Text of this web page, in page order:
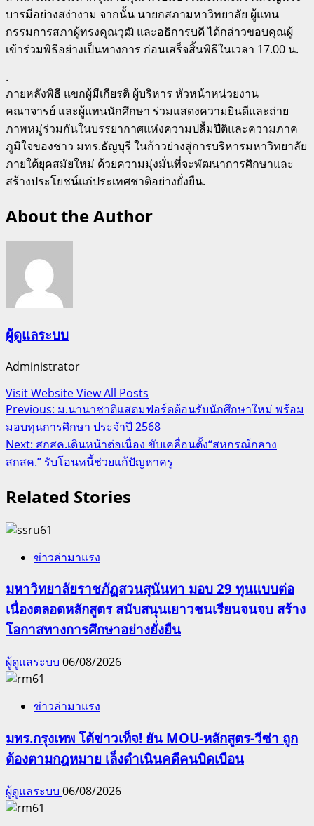
บารมีอย่างสง่างาม จากนั้น นายกสภามหาวิทยาลัย ผู้แทน
กรรมการสภาผู้ทรงคุณวุฒิ และอธิการบดี ได้กล่าวขอบคุณผู้
เข้าร่วมพิธีอย่างเป็นทางการ ก่อนเสร็จสิ้นพิธีในเวลา 17.00 น.
.
ภายหลังพิธี แขกผู้มีเกียรติ ผู้บริหาร หัวหน้าหน่วยงาน
คณาจารย์ และผู้แทนนักศึกษา ร่วมแสดงความยินดีและถ่าย
ภาพหมู่ร่วมกันในบรรยากาศแห่งความปลื้มปีติและความภาค
ภูมิใจของชาว มทร.ธัญบุรี ในก้าวย่างสู่การบริหารมหาวิทยาลัย
ภายใต้ยุคสมัยใหม่ ด้วยความมุ่งมั่นที่จะพัฒนาการศึกษาและ
สร้างประโยชน์แก่ประเทศชาติอย่างยั่งยืน.
About the Author
ผู้ดูแลระบบ
Administrator
Visit WebsiteView All Posts
Post
navigation
Previous: ม.นานาชาติแสตมฟอร์ดต้อนรับนักศึกษาใหม่ พร้อม
มอบทุนการศึกษา ประจำปี 2568
Next: สกสค.เดินหน้าต่อเนื่อง ขับเคลื่อนตั้ง“สหกรณ์กลาง
สกสค.” รับโอนหนี้ช่วยแก้ปัญหาครู
Related Stories
ข่าวล่ามาแรง
มหาวิทยาลัยราชภัฏสวนสุนันทา มอบ 29 ทุนแบบต่อ
เนื่องตลอดหลักสูตร สนับสนุนเยาวชนเรียนจนจบ สร้าง
โอกาสทางการศึกษาอย่างยั่งยืน
ผู้ดูแลระบบ 06/08/2026
ข่าวล่ามาแรง
มทร.กรุงเทพ โต้ข่าวเท็จ! ยัน MOU-หลักสูตร-วีซ่า ถูก
ต้องตามกฎหมาย เล็งดำเนินคดีคนบิดเบือน
ผู้ดูแลระบบ 06/08/2026